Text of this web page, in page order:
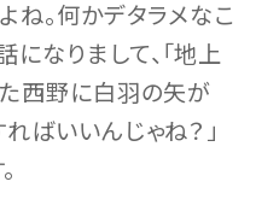
ね。何かデタラメなこ
になりまして、「地上
た西野に白羽の矢が
ばいいんじゃね？」